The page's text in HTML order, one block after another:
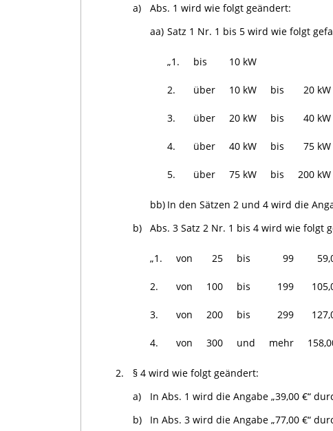
a)
Abs. 1 wird wie folgt geändert:
aa) Satz 1 Nr. 1 bis 5 wird wie folgt
„1. bis 10 kW
2. über 10 kW bis 20 kW
3. über 20 kW bis 40 kW
4. über 40 kW bis 75 kW
5. über 75 kW bis 200 kW
bb) In den Sätzen 2 und 4 wird die
b)
Abs. 3 Satz 2 Nr. 1 bis 4 wird wie folgt
„1. von 25 bis 99
2. von 100 bis 199
3. von 200 bis 299
4. von 300 und mehr
2.
§ 4 wird wie folgt geändert:
a)
In Abs. 1 wird die Angabe „39,00 €“
b)
In Abs. 3 wird die Angabe „77,00 €“